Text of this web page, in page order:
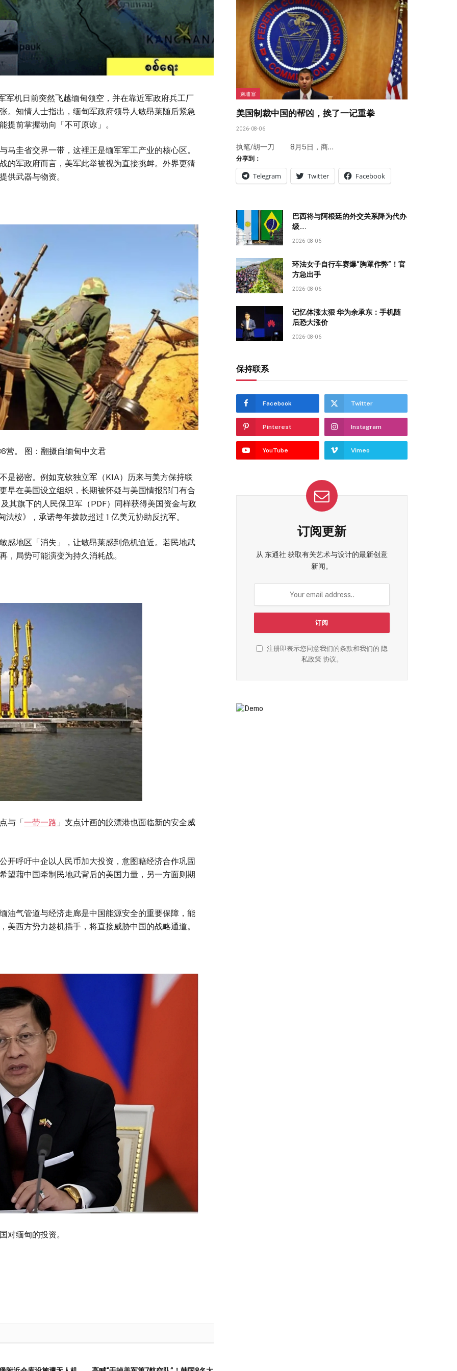
机日前突然飞越缅甸领空，并在靠近军政府兵工厂
。知情人士指出，缅甸军政府领导人敏昂莱随后紧急
提前掌握动向「不可原谅」。
省交界一带，这裡正是缅军军工产业的核心区。
的军政府而言，美军此举被视为直接挑衅。外界更猜
供武器与物资。
。 图：翻摄自缅甸中文君
祕密。例如克钦独立军（KIA）历来与美方保持联
早在美国设立组织，长期被怀疑与美国情报部门有合
其旗下的人民保卫军（PDF）同样获得美国资金与政
桉》，承诺每年拨款超过 1 亿美元协助反抗军。
地区「消失」，让敏昂莱感到危机迫近。若民地武
，局势可能演变为持久消耗战。
与「一带一路 」支点计画的皎漂港也面临新的安全威
呼吁中企以人民币加大投资，意图藉经济合作巩固
望藉中国牵制民地武背后的美国力量，另一方面则期
气管道与经济走廊是中国能源安全的重要保障，能
西方势力趁机插手，将直接威胁中国的战略通道。
缅甸的投资。
柬埔寨
美国制裁中国的帮凶，挨了一记重拳
2026-08-06
执笔/胡一刀 8月5日，商…
分享到：
Telegram Twitter Facebook
巴西将与阿根廷的外交关系降为代办
级….
2026-08-06
环法女子自行车赛爆“胸罩作弊”！官
方急出手
2026-08-06
记忆体涨太狠 华为余承东：手机随
后恐大涨价
2026-08-06
保持联系
Facebook Twitter
Pinterest Instagram
YouTube Vimeo
订阅更新
从 东通社 获取有关艺术与设计的最新创意
新闻。
注册即表示您同意我们的条款和我们的 隐
私政策协议。